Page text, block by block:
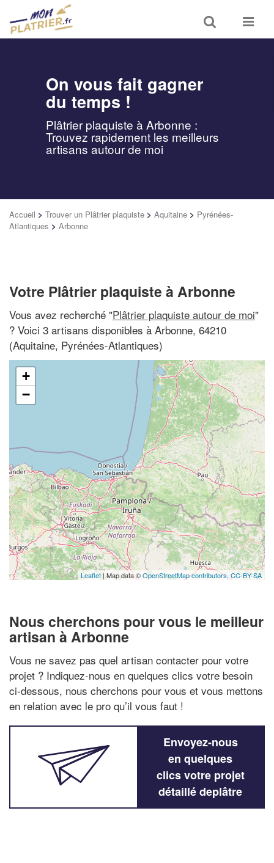
Toggle
search
Toggle
On vous fait gagner
du temps !
Plâtrier plaquiste à Arbonne :
Trouvez rapidement les meilleurs
artisans autour de moi
Accueil > Trouver un Plâtrier plaquiste > Aquitaine > Pyrénées-
Atlantiques > Arbonne
Votre Plâtrier plaquiste à Arbonne
Vous avez recherché "Plâtrier plaquiste autour de moi"
? Voici 3 artisans disponibles à Arbonne, 64210
(Aquitaine, Pyrénées-Atlantiques)
+
−
Leaflet | Map data ©OpenStreetMap contributors,CC-BY-SA
Nous cherchons pour vous le meilleur
artisan à Arbonne
Vous ne savez pas quel artisan contacter pour votre
projet ? Indiquez-nous en quelques clics votre besoin
ci-dessous, nous cherchons pour vous et vous mettons
en relation avec le pro qu’il vous faut !
Envoyez-nous
en quelques
clics votre projet
détaillé deplâtre